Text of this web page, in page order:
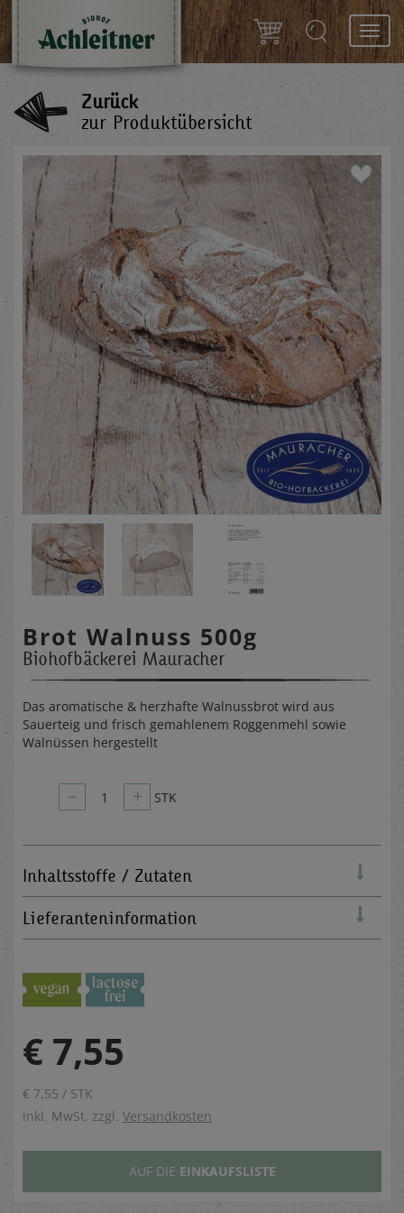
Zurück
zur Produktübersicht
Brot Walnuss 500g
Biohofbäckerei Mauracher
Das aromatische & herzhafte Walnussbrot wird aus
Sauerteig und frisch gemahlenem Roggenmehl sowie
Walnüssen hergestellt
– 1 + STK
Inhaltsstoffe / Zutaten
Lieferanteninformation
€ 7,55
€ 7,55 / STK
inkl. MwSt. zzgl. Versandkosten
AUF DIE EINKAUFSLISTE